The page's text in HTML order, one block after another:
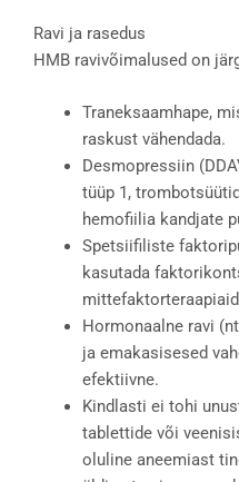
Ravi ja rasedus
HMB ravivõimalused on
Traneksaamhape,
raskust vähendada.
Desmopressiin
tüüp 1,
hemofiilia kandjate
Spetsiifiliste
kasutada
Hormonaalne ravi
ja emakasisesed
efektiivne.
Kindlasti ei tohi
tablettide või
oluline aneemiast